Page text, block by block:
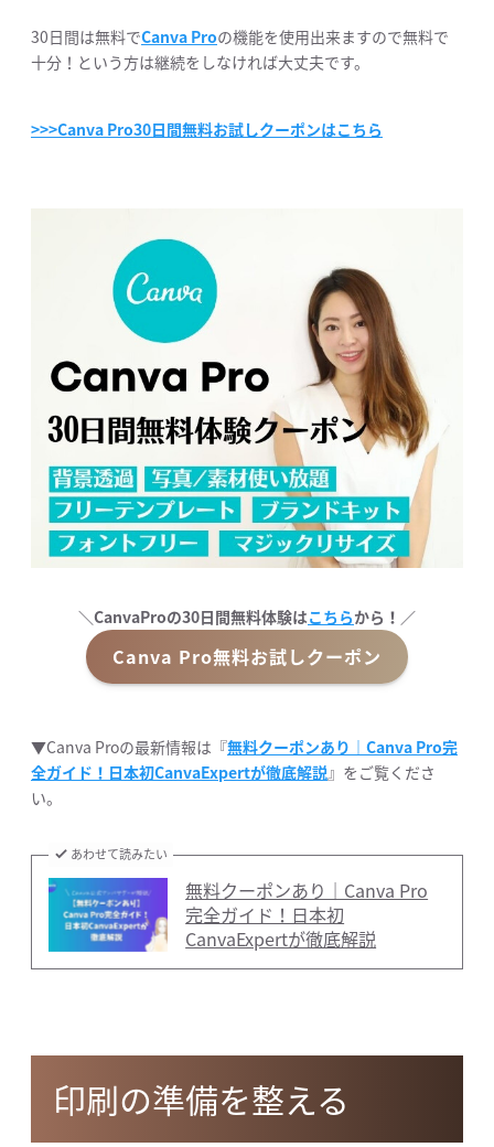
30日間は無料でCanva Proの機能を使用出来ますので無料で
十分！という方は継続をしなければ大丈夫です。
>>>Canva Pro30日間無料お試しクーポンはこちら
＼CanvaProの30日間無料体験はこちらから！／
Canva Pro無料お試しクーポン
▼Canva Proの最新情報は『無料クーポンあり｜Canva Pro完
全ガイド！日本初CanvaExpertが徹底解説 』をご覧くださ
い。
あわせて読みたい
無料クーポンあり｜Canva Pro
完全ガイド！日本初
CanvaExpertが徹底解説
印刷の準備を整える